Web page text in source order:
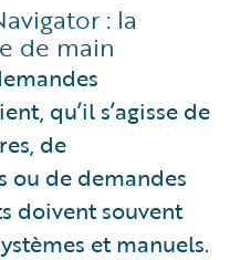
: la
de main
qu’il s’agisse de
de
ou de demandes
doivent souvent
et manuels.